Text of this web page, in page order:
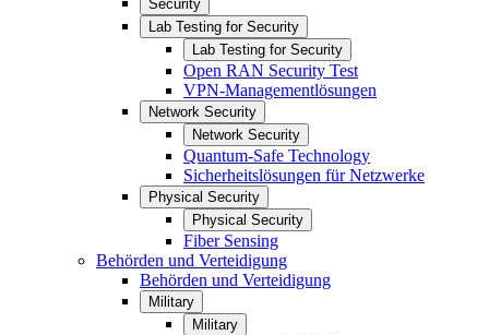
Security
Lab Testing for Security
Lab Testing for Security
Open RAN Security Test
VPN-Managementlösungen
Network Security
Network Security
Quantum-Safe Technology
Sicherheitslösungen für Netzwerke
Physical Security
Physical Security
Fiber Sensing
Behörden und Verteidigung
Behörden und Verteidigung
Military
Military